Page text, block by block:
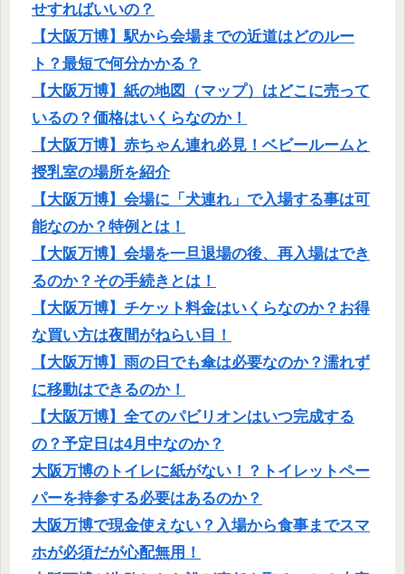
せすればいいの？
【大阪万博】駅から会場までの近道はどのルー
ト？最短で何分かかる？
【大阪万博】紙の地図（マップ）はどこに売って
いるの？価格はいくらなのか！
【大阪万博】赤ちゃん連れ必見！ベビールームと
授乳室の場所を紹介
【大阪万博】会場に「犬連れ」で入場する事は可
能なのか？特例とは！
【大阪万博】会場を一旦退場の後、再入場はでき
るのか？その手続きとは！
【大阪万博】チケット料金はいくらなのか？お得
な買い方は夜間がねらい目！
【大阪万博】雨の日でも傘は必要なのか？濡れず
に移動はできるのか！
【大阪万博】全てのパビリオンはいつ完成する
の？予定日は4月中なのか？
大阪万博のトイレに紙がない！？トイレットペー
パーを持参する必要はあるのか？
大阪万博で現金使えない？入場から食事までスマ
ホが必須だが心配無用！